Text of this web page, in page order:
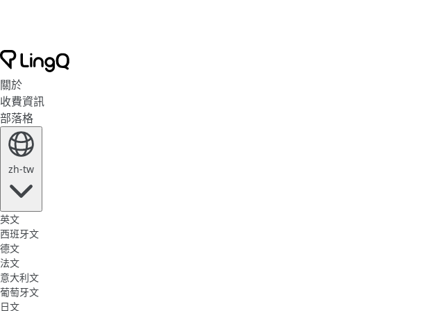
關於
收費資訊
部落格
zh-tw
英文
西班牙文
德文
法文
意大利文
葡萄牙文
日文